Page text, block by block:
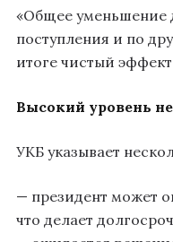
«Общее уменьшение
поступления и по
итоге чистый
Высокий уровень
УКБ указывает
— президент может
что делает